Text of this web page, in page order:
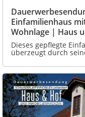
Einfamilienhaus
Wohnlage | Haus
Dieses gepflegte
überzeugt durch